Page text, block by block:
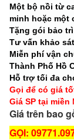
Một bộ nồi từ
minh hoặc một
Tặng gói bảo
Tư vấn khảo
Miễn phí vận
Thành Phố Hồ
Hỗ trợ tối đa
Gọi để có giá
Giá SP tại
Giá trên bao
GỌI: